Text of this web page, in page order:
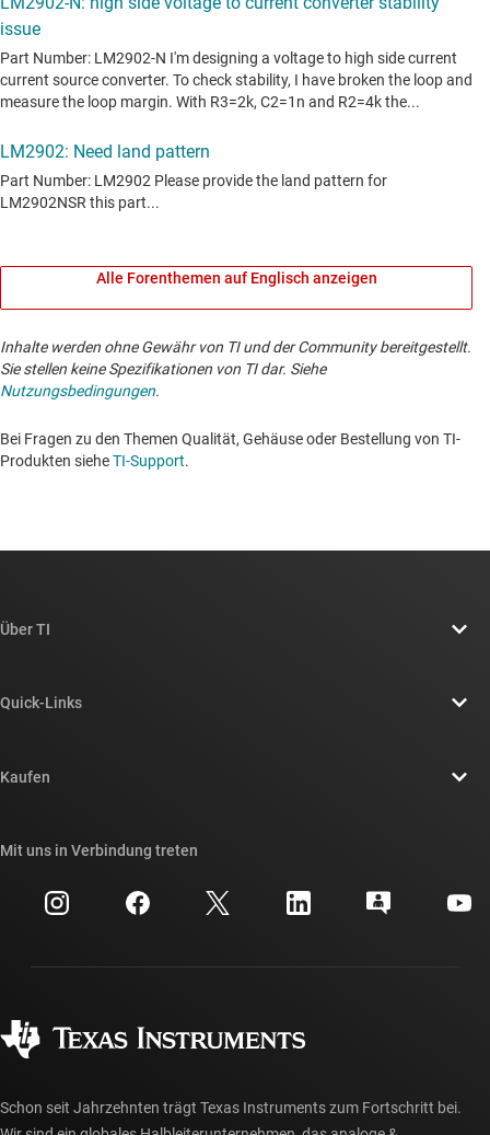
Alle Forenthemen auf Englisch anzeigen
Inhalte werden ohne Gewähr von TI und der Community bereitgestellt.
Sie stellen keine Spezifikationen von TI dar. Siehe
Nutzungsbedingungen.
Bei Fragen zu den Themen Qualität, Gehäuse oder Bestellung von TI-
Produkten sieheTI-Support. ​​​​​​​​​​​​​​
Über TI
Newsroom
Investorenbeziehungen
Fertigung
Quick-Links
Querverweis-Suche
Kundensupportzentrum
myTI-Konto FAQs
Kaufen
Häufig gestellte Fragen zu Bestellungen
Mit uns in Verbindung treten
Schon seit Jahrzehnten trägt Texas Instruments zum Fortschritt bei.